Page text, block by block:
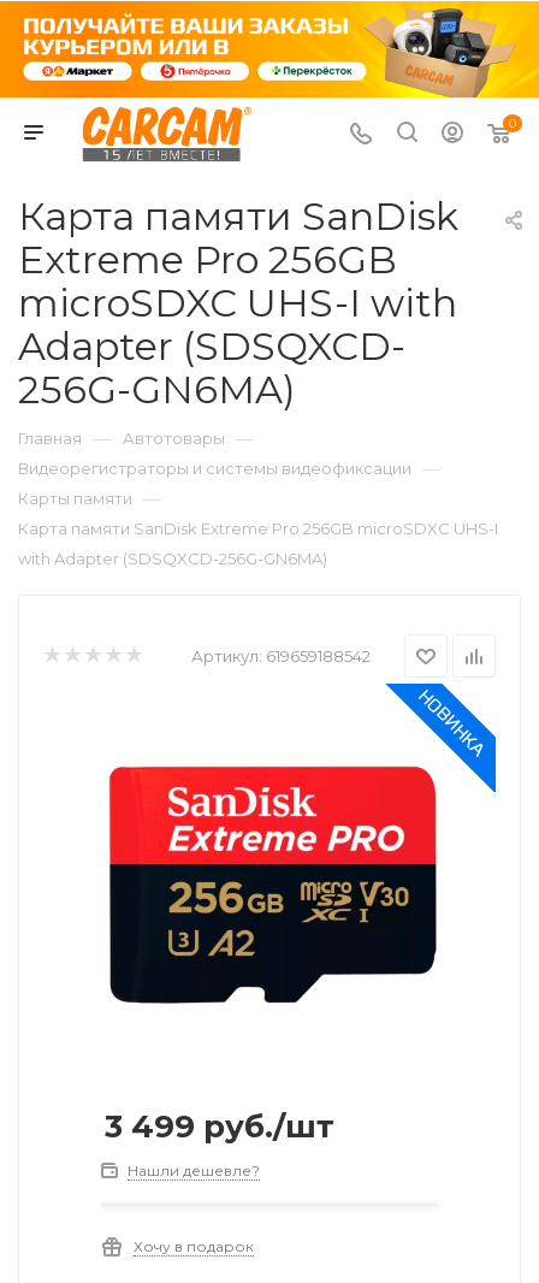
0
Карта памяти SanDisk
Extreme Pro 256GB
microSDXC UHS-I with
Adapter (SDSQXCD-
256G-GN6MA)
Главная — Автотовары —
Видеорегистраторы и системы видеофиксации —
Карты памяти —
Карта памяти SanDisk Extreme Pro 256GB microSDXC UHS-I
with Adapter (SDSQXCD-256G-GN6MA)
Артикул: 619659188542
3 499 руб./шт
Нашли дешевле?
Хочу в подарок